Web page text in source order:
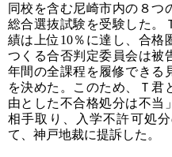
同校を含む尼崎市内の８つ
総合選抜試験を受験した。
績は上位10％に達し、合格
つくる合否判定委員会は被
年間の全課程を履修できる
を決めた。このため、Ｔ君
由とした不合格処分は不当
相手取り、入学不許可処
て、神戸地裁に提訴した。